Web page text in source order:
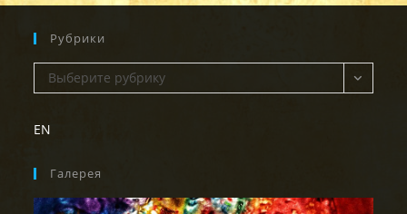
Рубрики
Рубрики
Выберите рубрику
EN
Галерея